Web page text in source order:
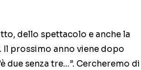
dello spettacolo e anche la
prossimo anno viene dopo
due senza tre…”. Cercheremo di